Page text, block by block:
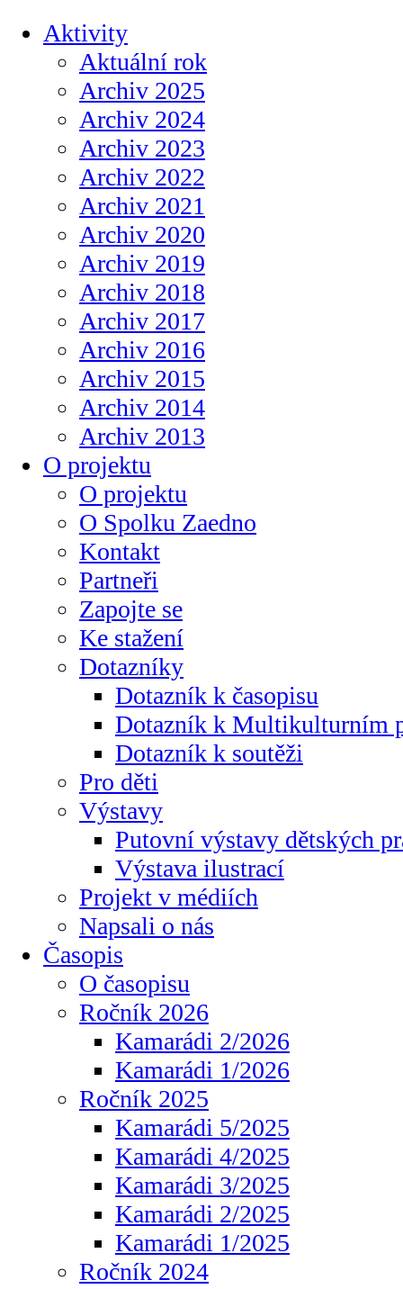
Aktivity
Aktuální rok
Archiv 2025
Archiv 2024
Archiv 2023
Archiv 2022
Archiv 2021
Archiv 2020
Archiv 2019
Archiv 2018
Archiv 2017
Archiv 2016
Archiv 2015
Archiv 2014
Archiv 2013
O projektu
O projektu
O Spolku Zaedno
Kontakt
Partneři
Zapojte se
Ke stažení
Dotazníky
Dotazník k časopisu
Dotazník k Multikulturním
Dotazník k soutěži
Pro děti
Výstavy
Putovní výstavy dětských
Výstava ilustrací
Projekt v médiích
Napsali o nás
Časopis
O časopisu
Ročník 2026
Kamarádi 2/2026
Kamarádi 1/2026
Ročník 2025
Kamarádi 5/2025
Kamarádi 4/2025
Kamarádi 3/2025
Kamarádi 2/2025
Kamarádi 1/2025
Ročník 2024